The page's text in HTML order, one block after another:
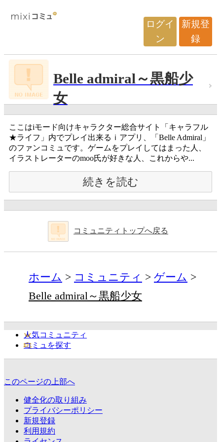
ログイ
ン
新規登
録
Belle admiral～黒船少
女
ここはiモード向けキャラクター総合サイト「キャラフル
★ライフ」内でプレイ出来るｉアプリ、「Belle Admiral」
のファンコミュです。ゲームをプレイしてはまった人、
イラストレーターのmoo氏が好きな人、これからや...
続きを読む
コミュニティトップへ戻る
ホーム コミュニティ
ゲーム
Belle admiral～黒船少女
人気コミュニティ
コミュを探す
このページの上部へ
健全化の取り組み
プライバシーポリシー
新規登録
利用規約